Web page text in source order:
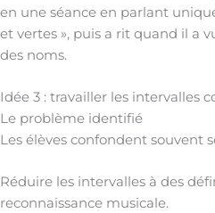
en une séance en parlant
et vertes », puis a rit quand il a
des noms.
Idée 3 : travailler les intervalles
Le problème identifié
Les élèves confondent souvent
Réduire les intervalles à des
reconnaissance musicale.